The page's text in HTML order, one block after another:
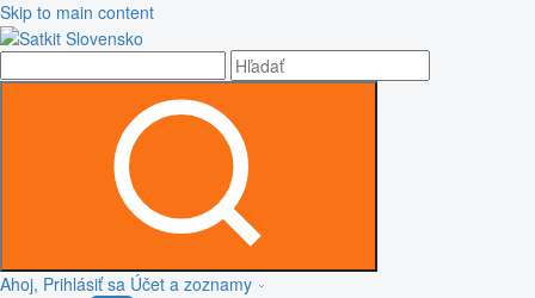
Skip to main content
Ahoj, Prihlásiť sa Účet a zoznamy